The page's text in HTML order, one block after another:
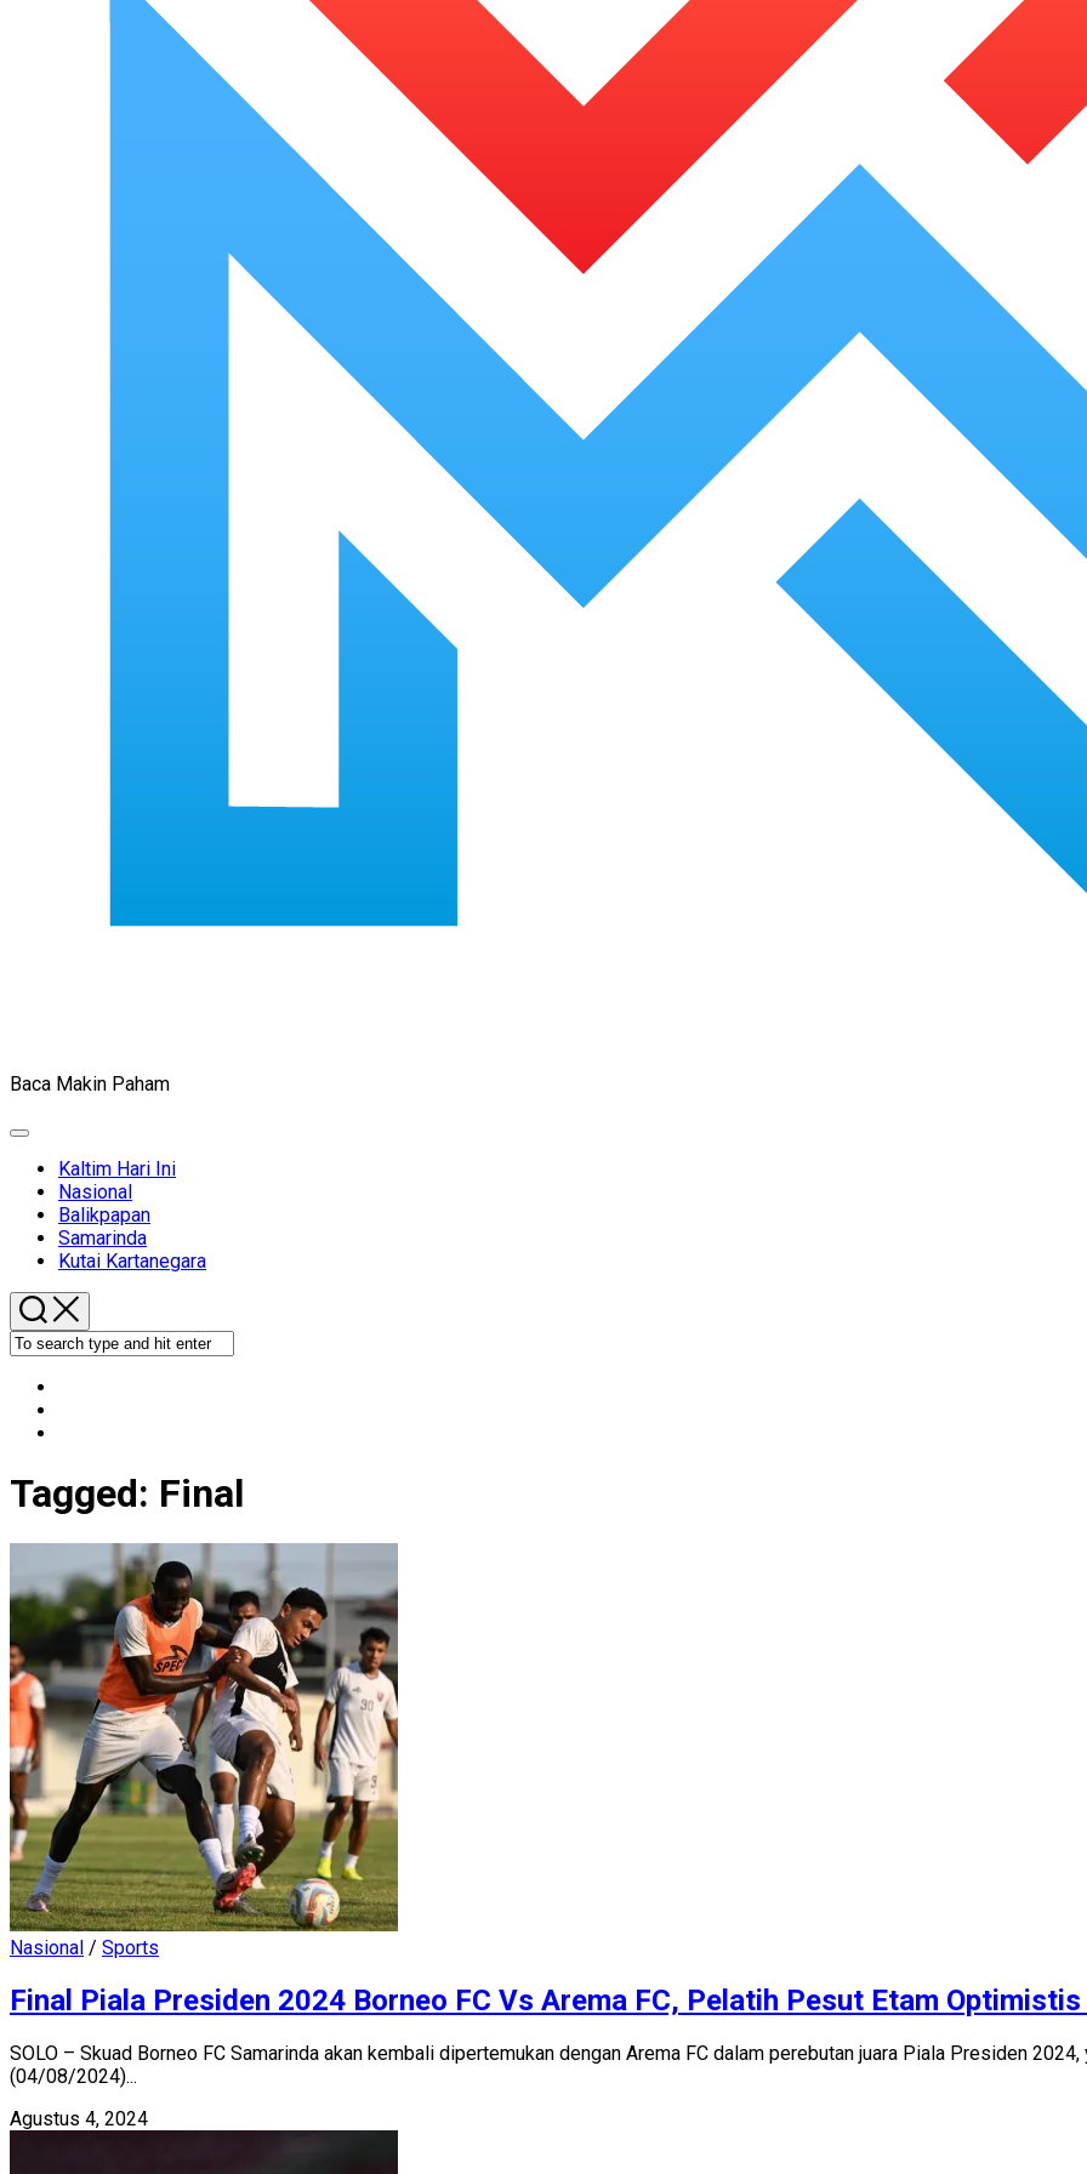
Baca Makin Paham
Expand
Kaltim Hari Ini
Nasional
Balikpapan
Samarinda
Kutai Kartanegara
Tagged: Final
Nasional / Sports
Final Piala Presiden 2024 Borneo FC Vs Arema FC, Pelatih Pesut Etam
SOLO – Skuad Borneo FC Samarinda akan kembali dipertemukan dengan Arema FC dalam perebutan juara Piala Presiden
(04/08/2024)...
Agustus 4, 2024